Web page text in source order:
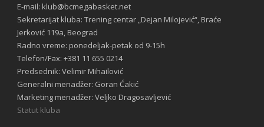
E-mail: klub@bcmegabasket.net
Sekretarijat kluba: Trening centar „Dejan Milojević“, Braće
Jerković 119a, Beograd
Radno vreme: ponedeljak-petak od 9-15h
Telefon/Fax: +381 11 655 0214
Predsednik: Velimir Mihailović
Generalni menadžer: Goran Ćakić
Marketing menadžer: Veljko Dragosavljević
Statut kluba